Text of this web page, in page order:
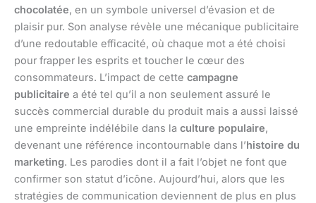
chocolatée, en un symbole universel d’évasion et de
plaisir pur. Son analyse révèle une mécanique publicitaire
d’une redoutable efficacité, où chaque mot a été choisi
pour frapper les esprits et toucher le cœur des
consommateurs. L’impact de cette campagne
publicitaire a été tel qu’il a non seulement assuré le
succès commercial durable du produit mais a aussi laissé
une empreinte indélébile dans la culture populaire,
devenant une référence incontournable dans l’histoire du
marketing. Les parodies dont il a fait l’objet ne font que
confirmer son statut d’icône. Aujourd’hui, alors que les
stratégies de communication deviennent de plus en plus